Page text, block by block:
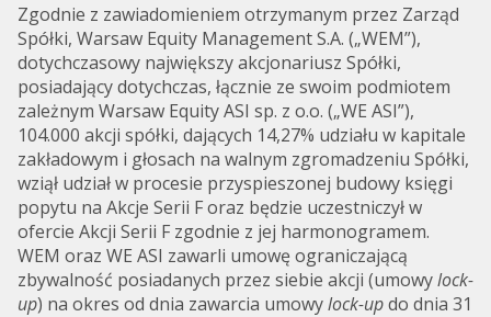
Zgodnie z zawiadomieniem otrzymanym przez Zarząd
Spółki, Warsaw Equity Management S.A. („WEM”),
dotychczasowy największy akcjonariusz Spółki,
posiadający dotychczas, łącznie ze swoim podmiotem
zależnym Warsaw Equity ASI sp. z o.o. („WE ASI”),
104.000 akcji spółki, dających 14,27% udziału w kapitale
zakładowym i głosach na walnym zgromadzeniu Spółki,
wziął udział w procesie przyspieszonej budowy księgi
popytu na Akcje Serii F oraz będzie uczestniczył w
ofercie Akcji Serii F zgodnie z jej harmonogramem.
WEM oraz WE ASI zawarli umowę ograniczającą
zbywalność posiadanych przez siebie akcji (umowylock-
up) na okres od dnia zawarcia umowylock-updo dnia 31